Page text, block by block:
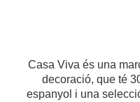
Casa Viva és una
decoració, que té
espanyol i una